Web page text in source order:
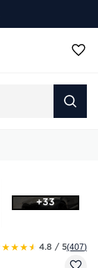
+33
★★★★ 4.8 / 5(407)